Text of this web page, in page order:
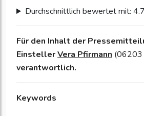
Durchschnittlich bewertet mit:
Für den Inhalt der
EinstellerVera Pfirmann
verantwortlich.
Keywords